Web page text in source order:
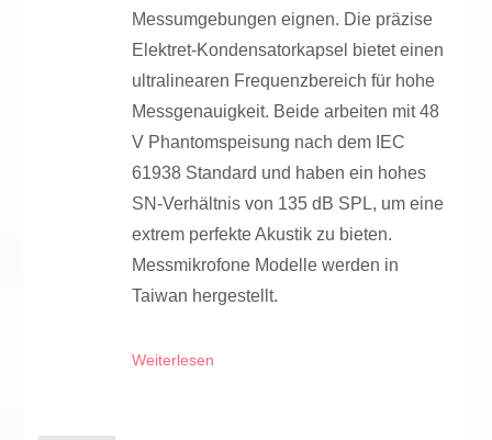
Messumgebungen eignen. Die präzise
Elektret-Kondensatorkapsel bietet einen
ultralinearen Frequenzbereich für hohe
Messgenauigkeit. Beide arbeiten mit 48
V Phantomspeisung nach dem IEC
61938 Standard und haben ein hohes
SN-Verhältnis von 135 dB SPL, um eine
extrem perfekte Akustik zu bieten.
Messmikrofone Modelle werden in
Taiwan hergestellt.
Weiterlesen